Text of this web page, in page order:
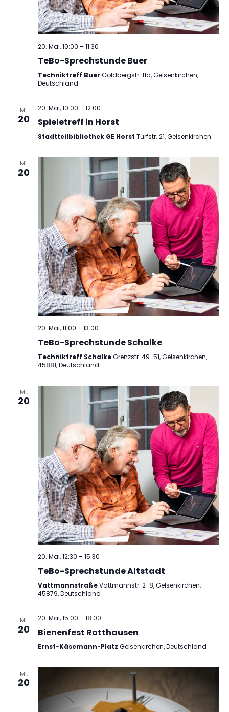
20. Mai, 10:00 –11:30
TeBo-Sprechstunde Buer
Techniktreff Buer Goldbergstr. 11a, Gelsenkirchen,
Deutschland
Mi.
20
20. Mai, 10:00 –12:00
Spieletreff in Horst
Stadtteilbibliothek GE Horst Turfstr. 21, Gelsenkirchen
Mi.
20
20. Mai, 11:00 –13:00
TeBo-Sprechstunde Schalke
Techniktreff SchalkeGrenzstr. 49-51, Gelsenkirchen,
45881, Deutschland
Mi.
20
20. Mai, 12:30 –15:30
TeBo-Sprechstunde Altstadt
VattmannstraßeVattmannstr. 2-8, Gelsenkirchen,
45879, Deutschland
Mi.
20
20. Mai, 15:00 –18:00
Bienenfest Rotthausen
Ernst-Käsemann-Platz Gelsenkirchen, Deutschland
Mi.
20